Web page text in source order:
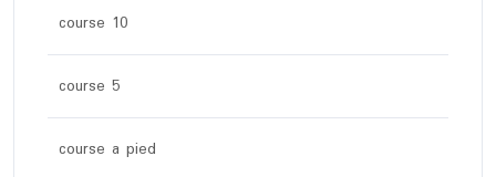
course 10
course 5
course a pied